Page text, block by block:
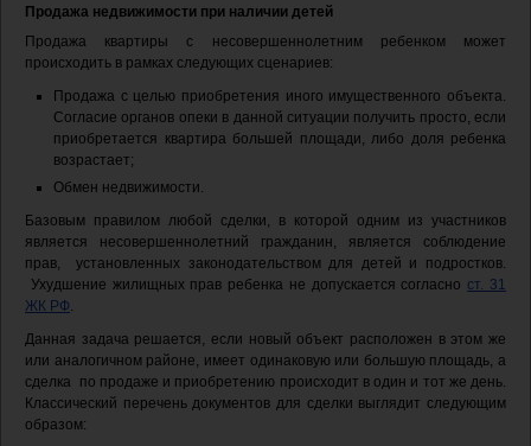
Продажа недвижимости при наличии детей
Продажа квартиры с несовершеннолетним ребенком может
происходить в рамках следующих сценариев:
Продажа с целью приобретения иного имущественного объекта.
Согласие органов опеки в данной ситуации получить просто, если
приобретается квартира большей площади, либо доля ребенка
возрастает;
Обмен недвижимости.
Базовым правилом любой сделки, в которой одним из участников
является несовершеннолетний гражданин, является соблюдение
прав, установленных законодательством для детей и подростков.
Ухудшение жилищных прав ребенка не допускается согласно ст. 31
ЖК РФ.
Данная задача решается, если новый объект расположен в этом же
или аналогичном районе, имеет одинаковую или большую площадь, а
сделка по продаже и приобретению происходит в один и тот же день.
Классический перечень документов для сделки выглядит следующим
образом: